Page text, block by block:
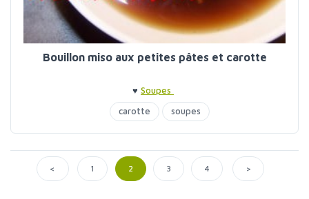
Bouillon miso aux petites pâtes et carotte
♥ Soupes
carotte
soupes
< 1 2 3 4 >